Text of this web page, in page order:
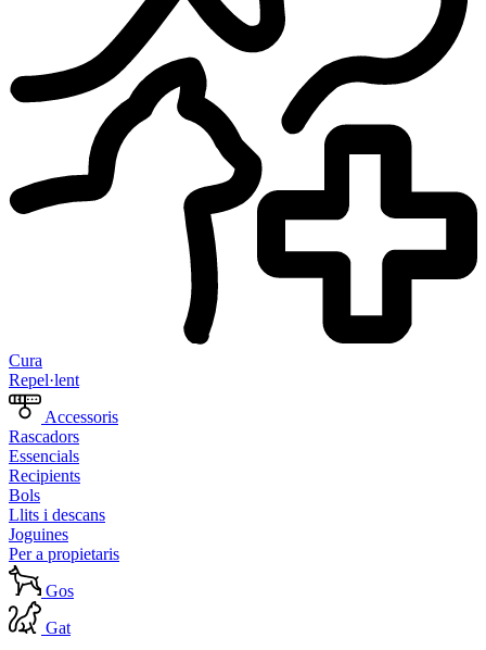
Cura
Repel·lent
Accessoris
Rascadors
Essencials
Recipients
Bols
Llits i descans
Joguines
Per a propietaris
Gos
Gat